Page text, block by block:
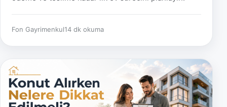
Fon Gayrimenkul14 dk okuma